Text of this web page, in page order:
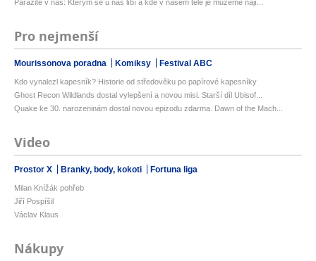
Parazité v nás: Kterým se u nás líbí a kde v našem těle je můžeme nají...
Pro nejmenší
Mourissonova poradna Komiksy Festival ABC
Kdo vynalezl kapesník? Historie od středověku po papírové kapesníky
Ghost Recon Wildlands dostal vylepšení a novou misi. Starší díl Ubisof...
Quake ke 30. narozeninám dostal novou epizodu zdarma. Dawn of the Mach...
Video
Prostor X Branky, body, kokoti Fortuna liga
Milan Knížák pohřeb
Jiří Pospíšil
Václav Klaus
Nákupy